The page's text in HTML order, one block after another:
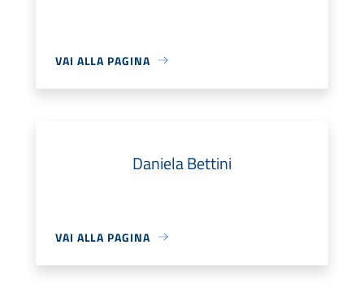
VAI ALLA PAGINA
Daniela Bettini
VAI ALLA PAGINA